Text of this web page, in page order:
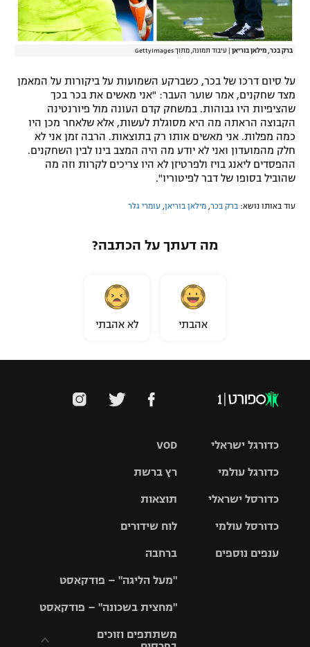
ברק בכר, מילאן בוריאן עיבוד תמונה, מתוך GettyImages
על סיום דרכו של בכר, כשברקע השמועות על ביקורות על המאמן
מצד שחקנים, אמר שוער העבר: "אני מאשים את בכר בכך
שהציפיות היו גבוהות. במשחק קדם העונה מול פיורנטינה
הקבוצה הראתה מה היא מסוגלת לעשות, אלא שלאחר מכן היו
כמה מפלות. אני מאשים אותו רק בתוצאות. הרבה זמן אני לא
חלק מהמועדון ואני לא יודע מה היה המצב בינו לבין השחקנים.
ההפסדים ליאנג בויז ולפרטיזן לא היו צריכים לקרות וזה מה
שהוביל בסופו של דבר לפיטוריו".
עוד באותו נושא: ברק בכר, מילאן בוריאן, עומרי גלר
מה דעתך על הכתבה?
אהבתי לא אהבתי
VOD
רץ ברשת
תוצאות
לוח שידורים
ברחבה
"מעל הליגה" – פודקאסט
"מחצית בשכונה" – פודקאסט
משתתפים וזוכים
כדורגל ישראלי
גביע הטוטו
כדורגל עולמי
האלופות
ליגה
כדורסל ישראלי
סל
כדורסל עולמי
ענפים נוספים